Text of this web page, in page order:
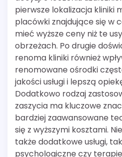
pierwsze lokalizacja kliniki
placówki znajdujące się w
mieć wyższe ceny niż te
obrzeżach. Po drugie
renoma kliniki również
renomowane ośrodki
jakości usługi i lepszą
Dodatkowo rodzaj
zaszycia ma kluczowe
bardziej zaawansowane
się z wyższymi kosztami.
także dodatkowe usługi,
psychologiczne czy